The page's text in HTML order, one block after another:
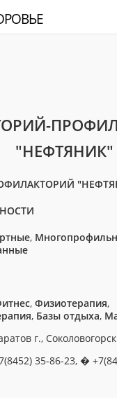
"НЕФТЯНИК"
,
, Физиотерапия,
, Базы отдыха,
г.,
35-86-23, �